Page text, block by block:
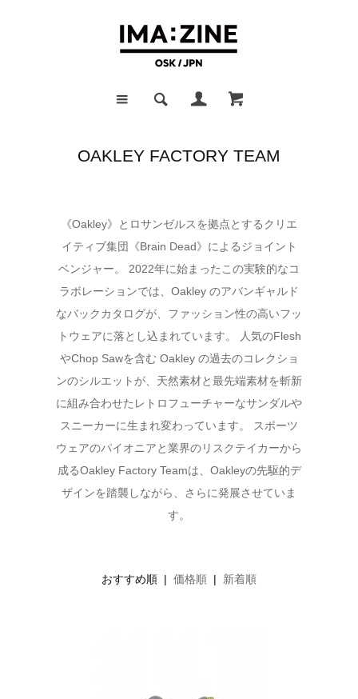
OAKLEY FACTORY TEAM
《Oakley》とロサンゼルスを拠点とするクリエ
イティブ集団《Brain Dead》によるジョイント
ベンジャー。 2022年に始まったこの実験的なコ
ラボレーションでは、Oakley のアバンギャルド
なバックカタログが、ファッション性の高いフッ
トウェアに落とし込まれています。 人気のFlesh
やChop Sawを含む Oakley の過去のコレクショ
ンのシルエットが、天然素材と最先端素材を斬新
に組み合わせたレトロフューチャーなサンダルや
スニーカーに生まれ変わっています。 スポーツ
ウェアのパイオニアと業界のリスクテイカーから
成るOakley Factory Teamは、Oakleyの先駆的デ
ザインを踏襲しながら、さらに発展させていま
す。
おすすめ順 | 価格順 | 新着順